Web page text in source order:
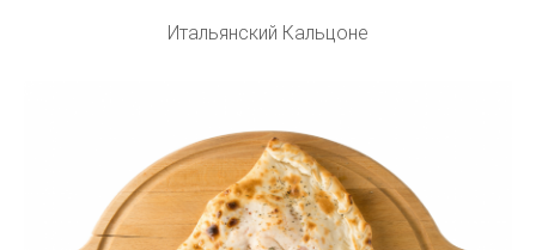
Итальянский Кальцоне